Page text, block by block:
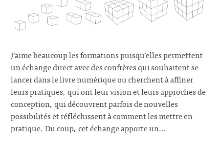
J’aime beaucoup les formations puisqu’elles permettent
un échange direct avec des confrères qui souhaitent se
lancer dans le livre numérique ou cherchent à affiner
leurs pratiques, qui ont leur vision et leurs approches de
conception, qui découvrent parfois de nouvelles
possibilités et réfléchissent à comment les mettre en
pratique. Du coup, cet échange apporte un…